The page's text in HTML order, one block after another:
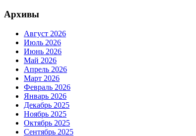
Архивы
Август 2026
Июль 2026
Июнь 2026
Май 2026
Апрель 2026
Март 2026
Февраль 2026
Январь 2026
Декабрь 2025
Ноябрь 2025
Октябрь 2025
Сентябрь 2025